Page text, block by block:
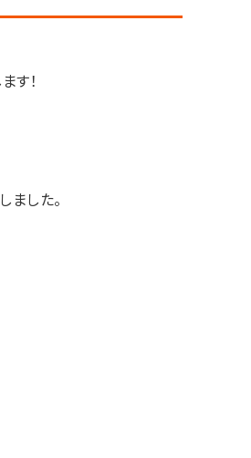
す！
ました。